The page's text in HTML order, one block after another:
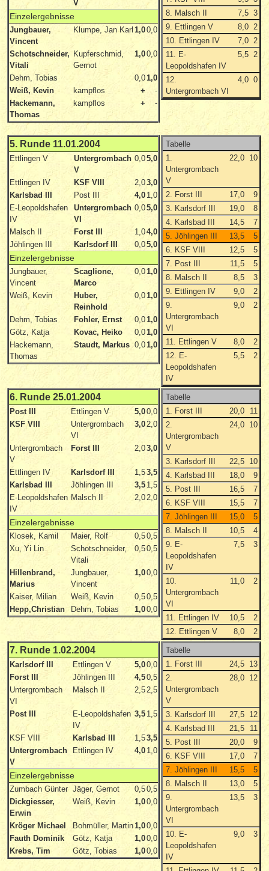
V
Einzelergebnisse
Jungbauer,
Vincent
Klumpe, Jan Karl 1,00,0
Schotschneider,
Vitali
Kupferschmid,
Gernot
1,00,0
Dehm, Tobias 0,01,0
Weiß, Kevin
kampflos +
-
Hackemann,
Thomas
kampflos + -
8. Malsch II
7,5 3
9. Ettlingen V
8,0 2
10. Ettlingen IV
7,0 2
11. E-
Leopoldshafen IV
5,5 2
12.
Untergrombach VI
4,0 0
5. Runde 11.01.2004
Ettlingen V
Untergrombach
V
0,05,0
Ettlingen IV KSF VIII 2,03,0
Karlsbad III
Post III 4,0 1,0
E-Leopoldshafen
IV
Untergrombach
VI
0,05,0
Malsch II Forst III 1,04,0
Jöhlingen III
Karlsdorf III 0,05,0
Einzelergebnisse
Jungbauer,
Vincent
Scaglione,
Marco
0,01,0
Weiß, Kevin
Huber,
Reinhold
0,01,0
Dehm, Tobias Fohler, Ernst 0,01,0
Götz, Katja
Kovac, Heiko 0,01,0
Hackemann,
Thomas
Staudt, Markus 0,01,0
Tabelle
1.
Untergrombach
V
22,0 10
2. Forst III 17,0
9
3. Karlsdorf III
19,0
8
4. Karlsbad III
14,5
7
5. Jöhlingen III
13,5
5
6. KSF VIII
12,5
5
7. Post III
11,5
5
8. Malsch II
8,5
3
9. Ettlingen IV
9,0
2
9.
Untergrombach
VI
9,0 2
11. Ettlingen V 8,0
2
12. E-
Leopoldshafen
IV
5,5 2
6. Runde 25.01.2004
Post III Ettlingen V 5,00,0
KSF VIII
Untergrombach
VI
3,02,0
Untergrombach
V
Forst III 2,03,0
Ettlingen IV Karlsdorf III 1,53,5
Karlsbad III
Jöhlingen III 3,51,5
E-Leopoldshafen
IV
Malsch II 2,0 2,0
Einzelergebnisse
Klosek, Kamil Maier, Rolf 0,50,5
Xu, Yi Lin
Schotschneider,
Vitali
0,50,5
Hillenbrand,
Marius
Jungbauer,
Vincent
1,00,0
Kaiser, Milian Weiß, Kevin 0,50,5
Hepp,Christian
Dehm, Tobias 1,00,0
Tabelle
1. Forst III
20,0
11
2.
Untergrombach
V
24,0 10
3. Karlsdorf III 22,5 10
4. Karlsbad III
18,0
9
5. Post III
16,5
7
6. KSF VIII
15,5
7
7. Jöhlingen III
15,0
5
8. Malsch II
10,5
4
9. E-
Leopoldshafen
IV
7,5 3
10.
Untergrombach
VI
11,0 2
11. Ettlingen IV 10,5
2
12. Ettlingen V
8,0 2
7. Runde 1.02.2004
Karlsdorf III Ettlingen V 5,00,0
Forst III
Jöhlingen III 4,50,5
Untergrombach
VI
Malsch II 2,5 2,5
Post III
E-Leopoldshafen
IV
3,5 1,5
KSF VIII Karlsbad III 1,53,5
Untergrombach
V
Ettlingen IV 4,0 1,0
Einzelergebnisse
Zumbach Günter Jäger, Gernot 0,50,5
Dickgiesser,
Erwin
Weiß, Kevin 1,00,0
Kröger Michael Bohmüller, Martin 1,00,0
Fauth Dominik
Götz, Katja 1,00,0
Krebs, Tim
Götz, Tobias 1,00,0
Tabelle
1. Forst III
24,5 13
2.
Untergrombach
V
28,0 12
3. Karlsdorf III 27,5 12
4. Karlsbad III
21,5
11
5. Post III
20,0
9
6. KSF VIII
17,0
7
7. Jöhlingen III
15,5
5
8. Malsch II
13,0
5
9.
Untergrombach
VI
13,5 3
10. E-
Leopoldshafen
IV
9,0 3